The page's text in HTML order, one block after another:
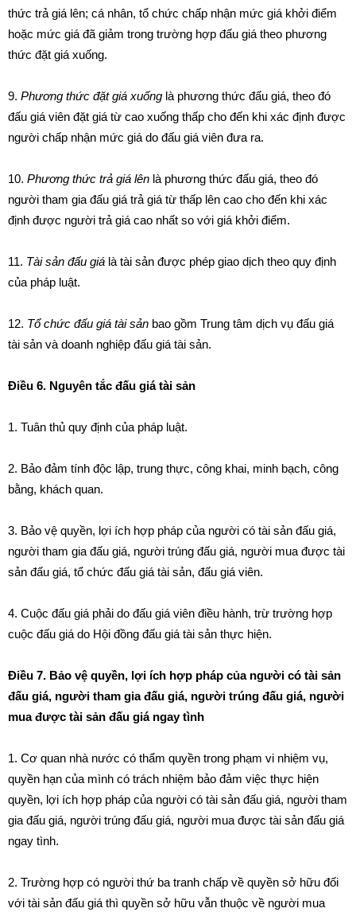
thức trả giá lên; cá nhân, tổ chức chấp nhận mức giá khởi điểm
hoặc mức giá đã giảm trong trường hợp đấu giá theo phương
thức đặt giá xuống.
9. Phương thức đặt giá xuống là phương thức đấu giá, theo đó
đấu giá viên đặt giá từ cao xuống thấp cho đến khi xác định được
người chấp nhận mức giá do đấu giá viên đưa ra.
10. Phương thức trả giá lên là phương thức đấu giá, theo đó
người tham gia đấu giá trả giá từ thấp lên cao cho đến khi xác
định được người trả giá cao nhất so với giá khởi điểm.
11. Tài sản đấu giá là tài sản được phép giao dịch theo quy định
của pháp luật.
12. Tổ chức đấu giá tài sản bao gồm Trung tâm dịch vụ đấu giá
tài sản và doanh nghiệp đấu giá tài sản.
Điều 6. Nguyên tắc đấu giá tài sản
1. Tuân thủ quy định của pháp luật.
2. Bảo đảm tính độc lập, trung thực, công khai, minh bạch, công
bằng, khách quan.
3. Bảo vệ quyền, lợi ích hợp pháp của người có tài sản đấu giá,
người tham gia đấu giá, người trúng đấu giá, người mua được tài
sản đấu giá, tổ chức đấu giá tài sản, đấu giá viên.
4. Cuộc đấu giá phải do đấu giá viên điều hành, trừ trường hợp
cuộc đấu giá do Hội đồng đấu giá tài sản thực hiện.
Điều 7. Bảo vệ quyền, lợi ích hợp pháp của người có tài sản
đấu giá, người tham gia đấu giá, người trúng đấu giá, người
mua được tài sản đấu giá ngay tình
1. Cơ quan nhà nước có thẩm quyền trong phạm vi nhiệm vụ,
quyền hạn của mình có trách nhiệm bảo đảm việc thực hiện
quyền, lợi ích hợp pháp của người có tài sản đấu giá, người tham
gia đấu giá, người trúng đấu giá, người mua được tài sản đấu giá
ngay tình.
2. Trường hợp có người thứ ba tranh chấp về quyền sở hữu đối
với tài sản đấu giá thì quyền sở hữu vẫn thuộc về người mua